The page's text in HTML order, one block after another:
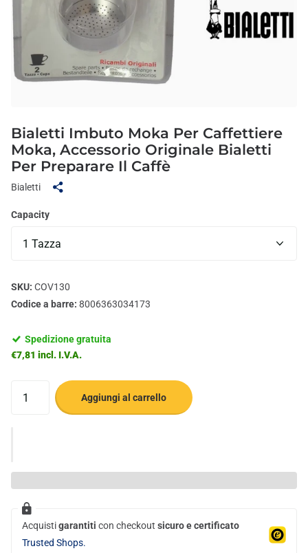
Bialetti Imbuto Moka Per Caffettiere
Moka, Accessorio Originale Bialetti
Per Preparare Il Caffè
Bialetti
Capacity
SKU: COV130
Codice a barre: 8006363034173
Spedizione gratuita
€7,81 incl. I.V.A.
Aggiungi al carrello
Acquistigarantiti con checkout sicuro e certificato
Trusted Shops.